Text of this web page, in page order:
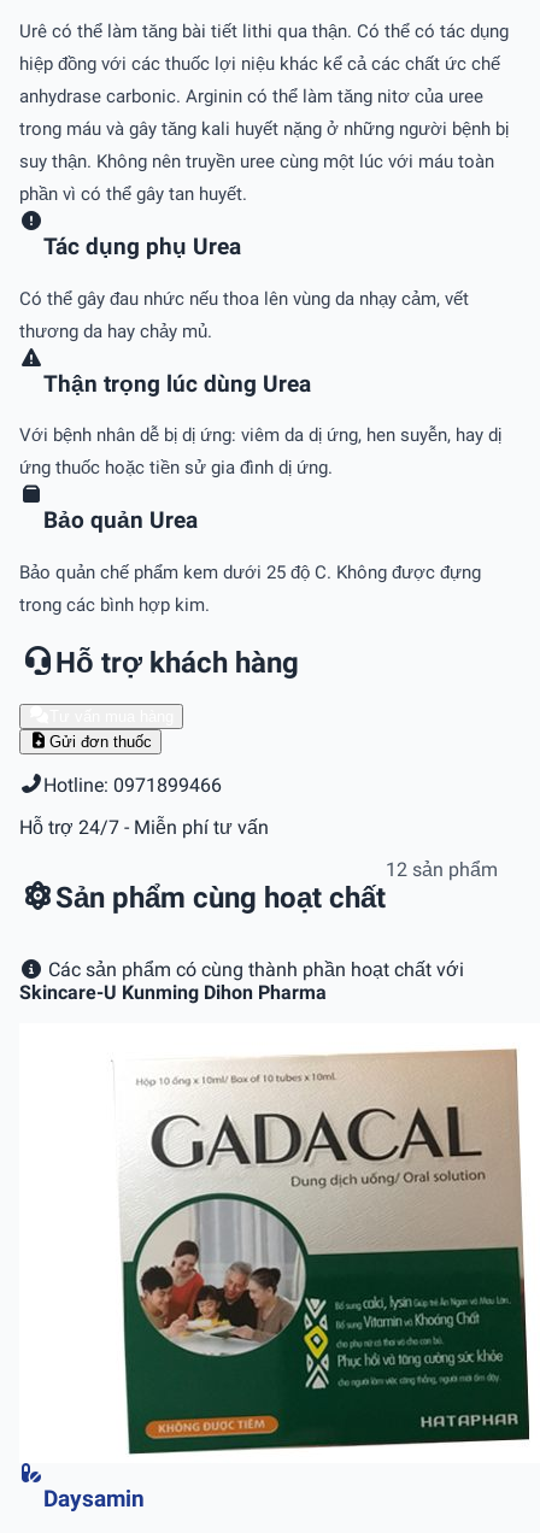
Urê có thể làm tăng bài tiết lithi qua thận. Có thể có tác dụng
hiệp đồng với các thuốc lợi niệu khác kể cả các chất ức chế
anhydrase carbonic. Arginin có thể làm tăng nitơ của uree
trong máu và gây tăng kali huyết nặng ở những người bệnh bị
suy thận. Không nên truyền uree cùng một lúc với máu toàn
phần vì có thể gây tan huyết.
Tác dụng phụ Urea
Có thể gây đau nhức nếu thoa lên vùng da nhạy cảm, vết
thương da hay chảy mủ.
Thận trọng lúc dùng Urea
Với bệnh nhân dễ bị dị ứng: viêm da dị ứng, hen suyễn, hay dị
ứng thuốc hoặc tiền sử gia đình dị ứng.
Bảo quản Urea
Bảo quản chế phẩm kem dưới 25 độ C. Không được đựng
trong các bình hợp kim.
Hỗ trợ khách hàng
Gửi đơn thuốc
Hotline: 0971899466
Hỗ trợ 24/7 - Miễn phí tư vấn
Sản phẩm cùng hoạt chất
12 sản phẩm
Các sản phẩm có cùng thành phần hoạt chất với
Skincare-U Kunming Dihon Pharma
Daysamin